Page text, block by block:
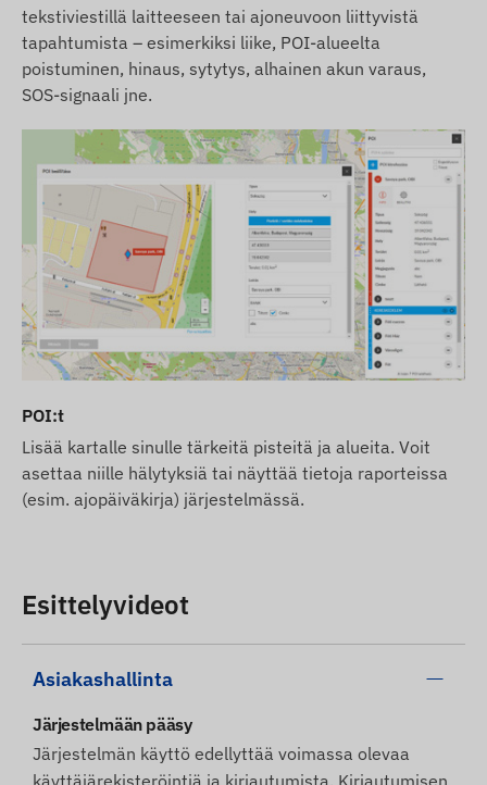
tekstiviestillä laitteeseen tai ajoneuvoon liittyvistä
tapahtumista – esimerkiksi liike, POI-alueelta
poistuminen, hinaus, sytytys, alhainen akun varaus,
SOS-signaali jne.
POI:t
Lisää kartalle sinulle tärkeitä pisteitä ja alueita. Voit
asettaa niille hälytyksiä tai näyttää tietoja raporteissa
(esim. ajopäiväkirja) järjestelmässä.
Esittelyvideot
Asiakashallinta
Järjestelmään pääsy
Järjestelmän käyttö edellyttää voimassa olevaa